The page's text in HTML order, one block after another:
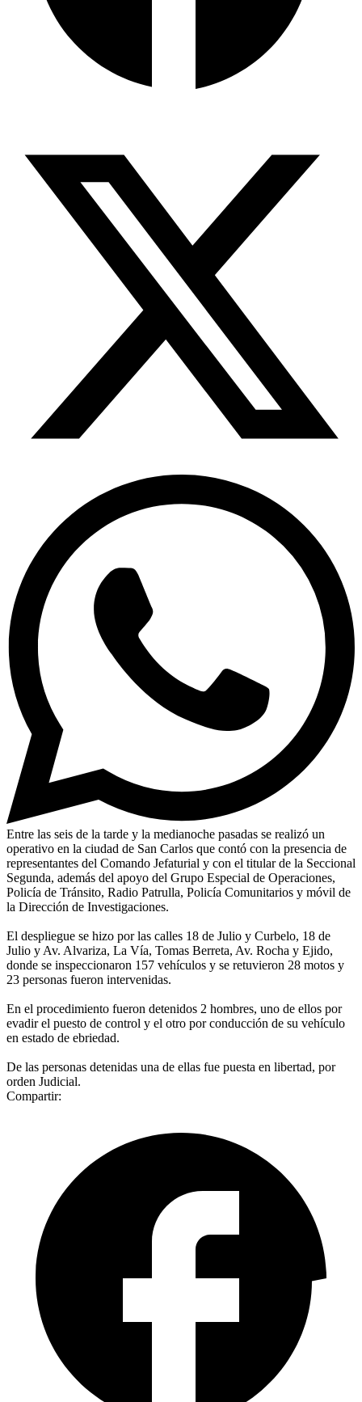
Entre las seis de la tarde y la medianoche pasadas se realizó un
operativo en la ciudad de San Carlos que contó con la presencia de
representantes del Comando Jefaturial y con el titular de la Seccional
Segunda, además del apoyo del Grupo Especial de Operaciones,
Policía de Tránsito, Radio Patrulla, Policía Comunitarios y móvil de
la Dirección de Investigaciones.
El despliegue se hizo por las calles 18 de Julio y Curbelo, 18 de
Julio y Av. Alvariza, La Vía, Tomas Berreta, Av. Rocha y Ejido,
donde se inspeccionaron 157 vehículos y se retuvieron 28 motos y
23 personas fueron intervenidas.
En el procedimiento fueron detenidos 2 hombres, uno de ellos por
evadir el puesto de control y el otro por conducción de su vehículo
en estado de ebriedad.
De las personas detenidas una de ellas fue puesta en libertad, por
orden Judicial.
Compartir: